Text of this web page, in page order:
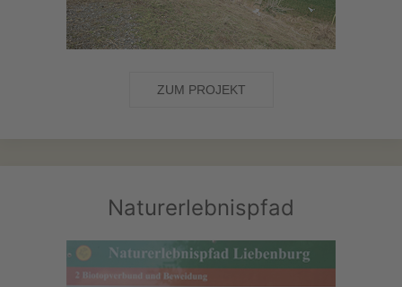
ZUM PROJEKT
Naturerlebnispfad